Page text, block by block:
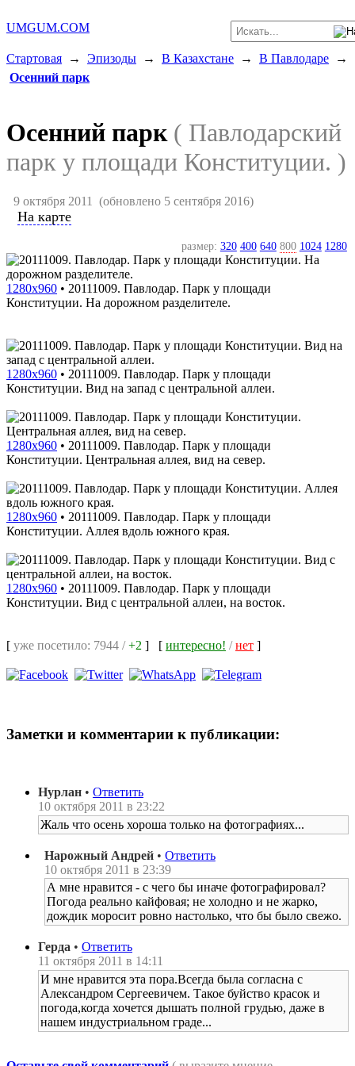
UMGUM.COM
Стартовая → Эпизоды → В Казахстане → В Павлодаре →
Осенний парк
Осенний парк ( Павлодарский
парк у площади Конституции. )
9 октября 2011 (обновлено 5 сентября 2016)
На карте
размер: 320 400 640 800 1024 1280
1280x960 • 20111009. Павлодар. Парк у площади
Конституции. На дорожном разделителе.
1280x960 • 20111009. Павлодар. Парк у площади
Конституции. Вид на запад с центральной аллеи.
1280x960 • 20111009. Павлодар. Парк у площади
Конституции. Центральная аллея, вид на север.
1280x960 • 20111009. Павлодар. Парк у площади
Конституции. Аллея вдоль южного края.
1280x960 • 20111009. Павлодар. Парк у площади
Конституции. Вид с центральной аллеи, на восток.
[ уже посетило: 7944 /+2 ] [ интересно! /нет ]
Заметки и комментарии к публикации:
Нурлан • Ответить
10 октября 2011 в 23:22
Жаль что осень хороша только на фотографиях...
Нарожный Андрей • Ответить
10 октября 2011 в 23:39
А мне нравится - с чего бы иначе фотографировал?
Погода реально кайфовая; не холодно и не жарко,
дождик моросит ровно настолько, что бы было свежо.
Герда • Ответить
11 октября 2011 в 14:11
И мне нравится эта пора.Всегда была согласна с
Александром Сергеевичем. Такое буйство красок и
погода,когда хочется дышать полной грудью, даже в
нашем индустриальном граде...